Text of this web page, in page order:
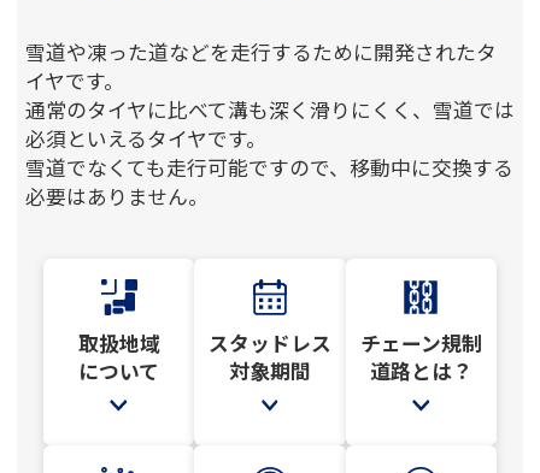
雪道や凍った道などを走行するために開発されたタ
イヤです。
通常のタイヤに比べて溝も深く滑りにくく、雪道では
必須といえるタイヤです。
雪道でなくても走行可能ですので、移動中に交換する
必要はありません。
取扱地域
について
スタッドレス
対象期間
チェーン規制
道路とは？